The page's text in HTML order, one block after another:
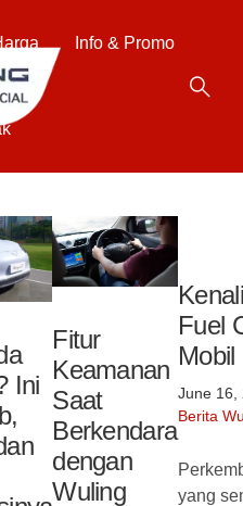
Info & Promo
Ini
Fitur
Keamanan
Saat
Berkendara
dengan
Wuling
Fuel
Mobil
June 16,
Berita
yang